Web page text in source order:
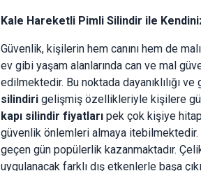
Kale Hareketli Pimli Silindir ile
Güvenlik, kişilerin hem canını hem de
ev gibi yaşam alanlarında can ve mal
edilmektedir. Bu noktada dayanıklılığı
silindiri gelişmiş özellikleriyle kişilere
kapı silindir fiyatları pek çok kişiye
güvenlik önlemleri almaya itebilmektedir.
geçen gün popülerlik kazanmaktadır.
uygulanacak farklı dış etkenlerle başa